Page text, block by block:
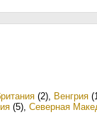
(2), Венгрия
(5), Северная